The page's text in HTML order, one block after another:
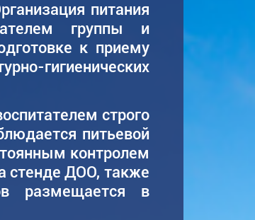
питания
группы и
к приему
гигиенических
строго
питьевой
контролем
стенде ДОО, также
размещается в